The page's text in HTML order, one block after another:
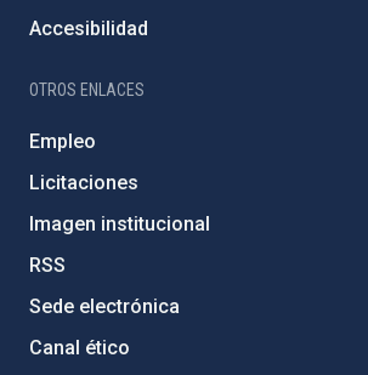
Accesibilidad
OTROS ENLACES
Empleo
Licitaciones
Imagen institucional
RSS
Sede electrónica
Canal ético